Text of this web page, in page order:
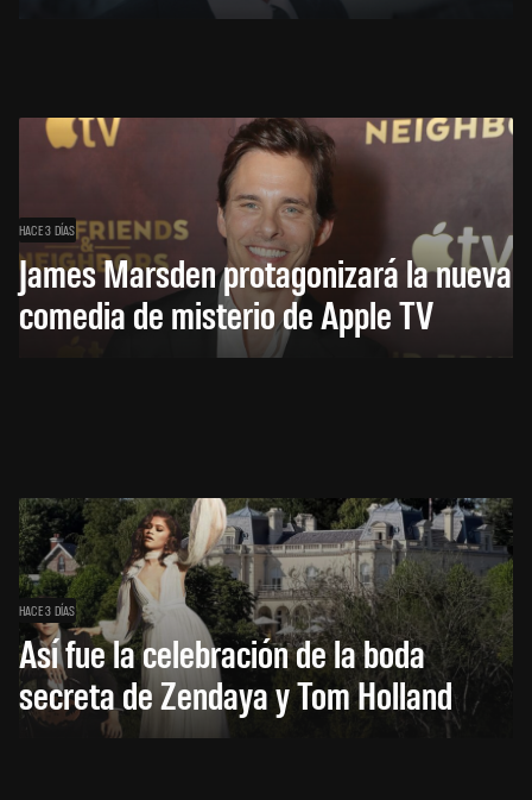
HACE 3 DÍAS
James Marsden protagonizará la nueva
comedia de misterio de Apple TV
HACE 3 DÍAS
Así fue la celebración de la boda
secreta de Zendaya y Tom Holland